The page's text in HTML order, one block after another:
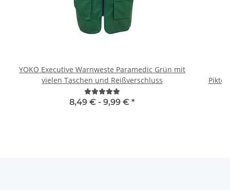
YOKO Executive Warnweste Paramedic Grün mit
vielen Taschen und Reißverschluss
8,49 € - 9,99 € *